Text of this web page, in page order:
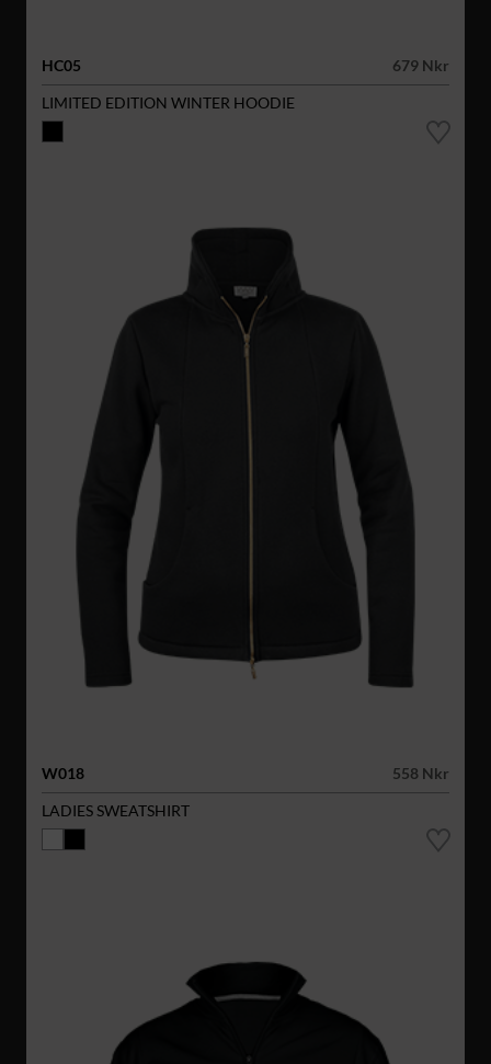
HC05
679 Nkr
LIMITED EDITION WINTER HOODIE
W018
558 Nkr
LADIES SWEATSHIRT